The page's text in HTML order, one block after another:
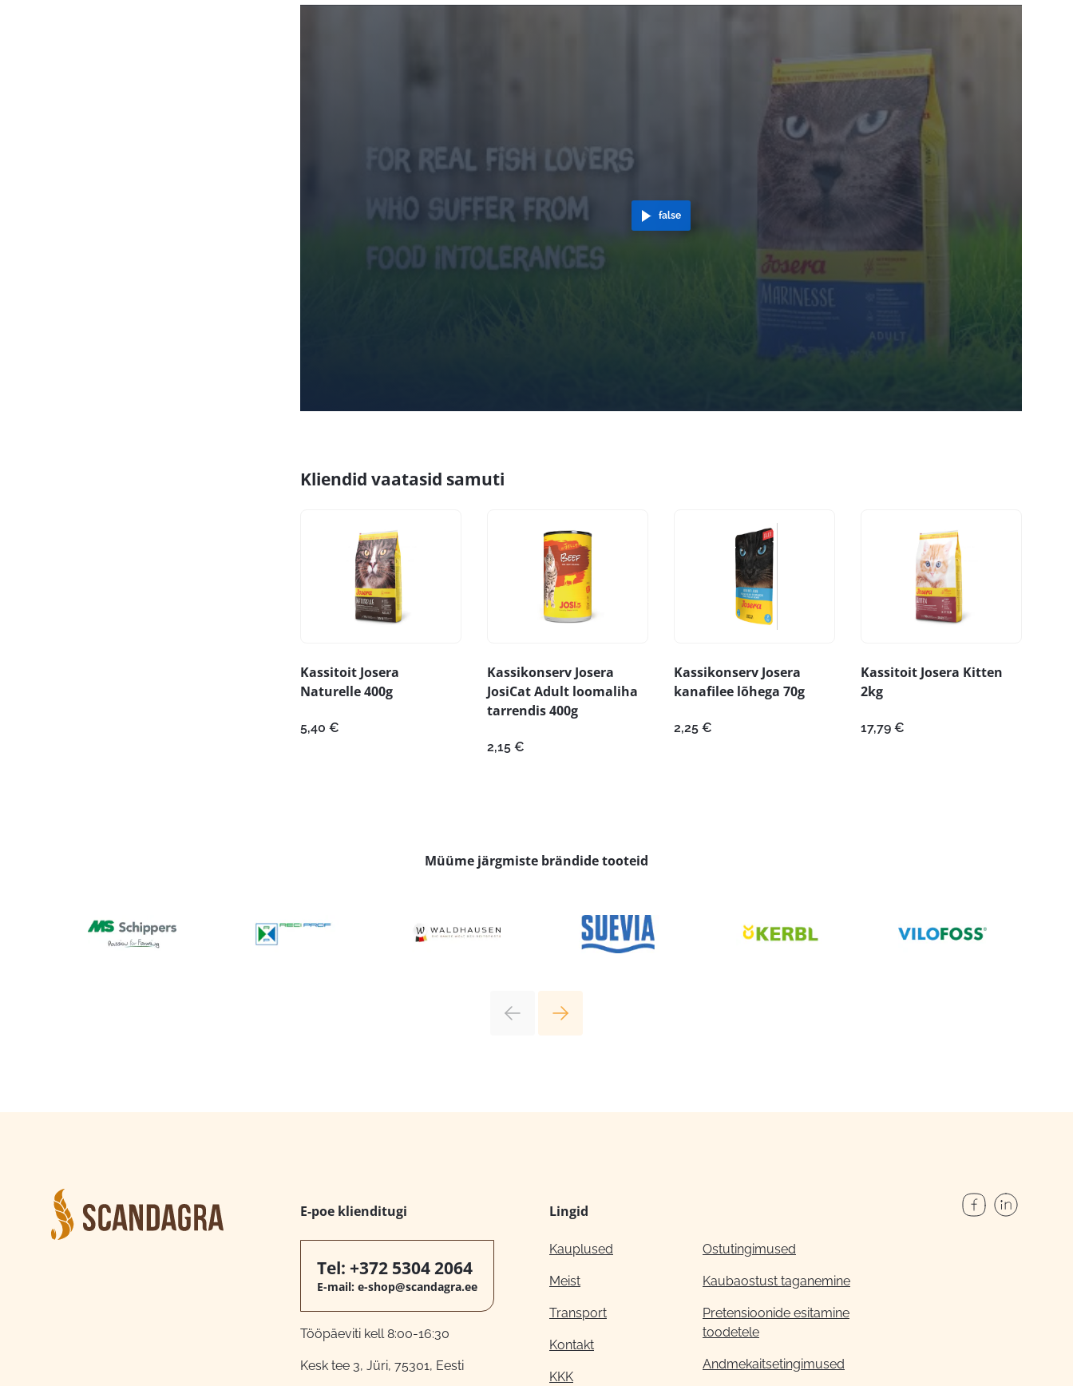
false
Kliendid vaatasid samuti
Kassitoit Josera
Naturelle 400g
5,40 €
Kassikonserv Josera
JosiCat Adult loomaliha
tarrendis 400g
2,15 €
Kassikonserv Josera
kanafilee lõhega 70g
2,25 €
Kassitoit Josera Kitten
2kg
17,79 €
Müüme järgmiste brändide tooteid
E-poe klienditugi
Tel: +372 5304 2064
E-mail: e-shop@scandagra.ee
Tööpäeviti kell 8:00-16:30
Kesk tee 3, Jüri, 75301, Eesti
Lingid
Kauplused
Meist
Transport
Kontakt
KKK
Ostutingimused
Kaubaostust taganemine
Pretensioonide esitamine
toodetele
Andmekaitsetingimused